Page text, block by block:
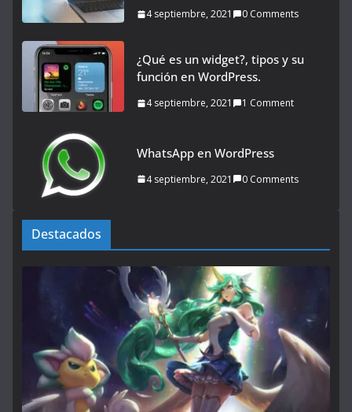
4 septiembre, 2021 0 Comments
¿Qué es un widget?, tipos y su
función en WordPress.
4 septiembre, 2021 1 Comment
WhatsApp en WordPress
4 septiembre, 2021 0 Comments
Destacados